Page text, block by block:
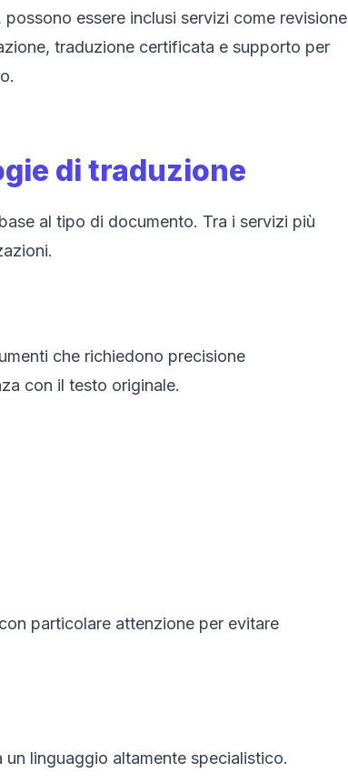
essere inclusi servizi come revisione
traduzione certificata e supporto per
di traduzione
al tipo di documento. Tra i servizi più
che richiedono precisione
con il testo originale.
particolare attenzione per evitare
linguaggio altamente specialistico.